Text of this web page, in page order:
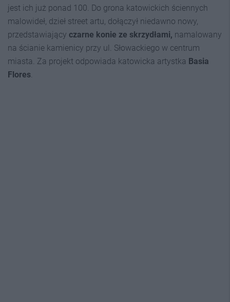
jest ich już ponad 100. Do grona katowickich ściennych
malowideł, dzieł street artu, dołączył niedawno nowy,
przedstawiający czarne konie ze skrzydłami, namalowany
na ścianie kamienicy przy ul. Słowackiego w centrum
miasta. Za projekt odpowiada katowicka artystka Basia
Flores.